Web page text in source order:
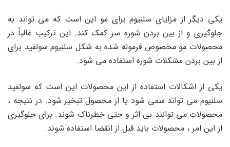
یکی دیگر از مزایای سلنیوم برای مو این است که می تواند به
جلوگیری و از بین بردن شوره سر کمک کند. این ترکیب غالباً در
محصولات مو مخصوص فرموله شده به شکل سلنیوم سولفید برای
از بین بردن مشکلات شوره استفاده می شود.
یکی از اشکالات استفاده از این محصولات این است که سولفید
سلنیوم می تواند سمی شود یا از محصول تبخیر شود. در نتیجه ،
محصولات می توانند بی اثر و حتی خطرناک شوند. برای جلوگیری
از این امر ، محصولات باید قبل از انقضا استفاده شوند.